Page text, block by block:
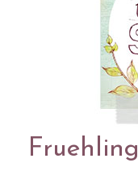
Fruehling